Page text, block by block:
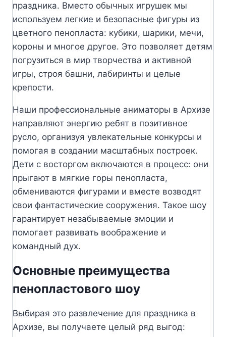
праздника. Вместо обычных игрушек мы
используем легкие и безопасные фигуры из
цветного пенопласта: кубики, шарики, мечи,
короны и многое другое. Это позволяет детям
погрузиться в мир творчества и активной
игры, строя башни, лабиринты и целые
крепости.
Наши профессиональные аниматоры в Архизе
направляют энергию ребят в позитивное
русло, организуя увлекательные конкурсы и
помогая в создании масштабных построек.
Дети с восторгом включаются в процесс: они
прыгают в мягкие горы пенопласта,
обмениваются фигурами и вместе возводят
свои фантастические сооружения. Такое шоу
гарантирует незабываемые эмоции и
помогает развивать воображение и
командный дух.
Основные преимущества
пенопластового шоу
Выбирая это развлечение для праздника в
Архизе, вы получаете целый ряд выгод: